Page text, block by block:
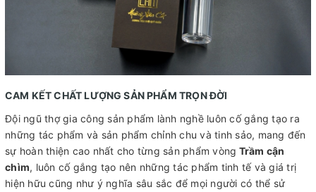
CAM KẾT CHẤT LƯỢNG SẢN PHẨM TRỌN ĐỜI
Đội ngũ thợ gia công sản phẩm lành nghề luôn cố gắng tạo ra
những tác phẩm và sản phẩm chỉnh chu và tinh sảo, mang đến
sự hoàn thiện cao nhất cho từng sản phẩm vòng Trầm cận
chìm, luôn cố gắng tạo nên những tác phẩm tinh tế và giá trị
hiện hữu cũng như ý nghĩa sâu sắc để mọi người có thể sử